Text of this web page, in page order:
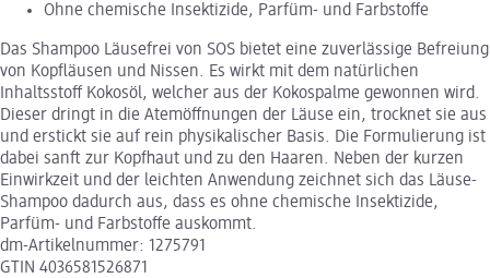
Ohne chemische Insektizide, Parfüm- und Farbstoffe
Das Shampoo Läusefrei von SOS bietet eine zuverlässige Befreiung
von Kopfläusen und Nissen. Es wirkt mit dem natürlichen
Inhaltsstoff Kokosöl, welcher aus der Kokospalme gewonnen wird.
Dieser dringt in die Atemöffnungen der Läuse ein, trocknet sie aus
und erstickt sie auf rein physikalischer Basis. Die Formulierung ist
dabei sanft zur Kopfhaut und zu den Haaren. Neben der kurzen
Einwirkzeit und der leichten Anwendung zeichnet sich das Läuse-
Shampoo dadurch aus, dass es ohne chemische Insektizide,
Parfüm- und Farbstoffe auskommt.
dm-Artikelnummer: 1275791
GTIN 4036581526871